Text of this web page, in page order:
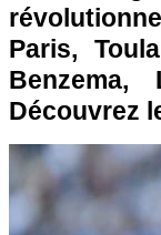
Paris,
Benzema,
Découvrez